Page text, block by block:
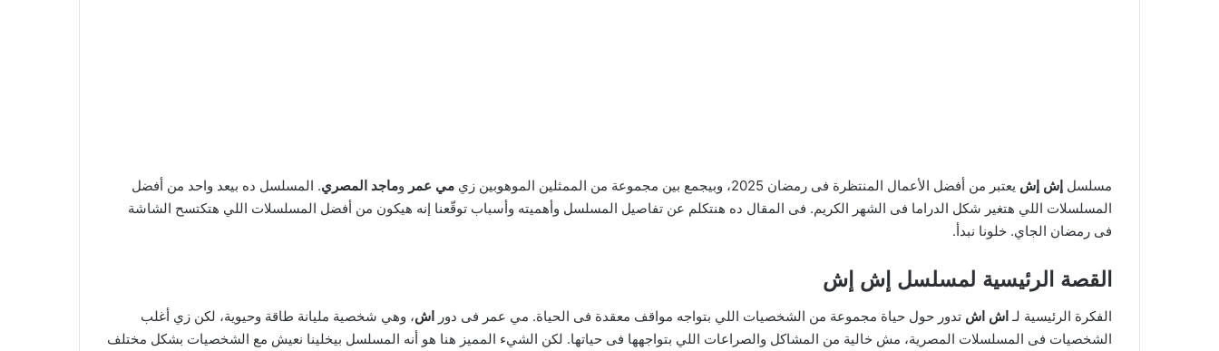
مسلسل إش إش يعتبر من أفضل الأعمال المنتظرة فى رمضان 2025، وبيجمع بين مجموعة من الممثلين الموهوبين زي مي عمر وماجد المصري. المسلسل ده بيعد واحد من أفضل
المسلسلات اللي هتغير شكل الدراما فى الشهر الكريم. فى المقال ده هنتكلم عن تفاصيل المسلسل وأهميته وأسباب توقّعنا إنه هيكون من أفضل المسلسلات اللي هتكتسح الشاشة
فى رمضان الجاي. خلونا نبدأ.
القصة الرئيسية لمسلسل إش إش
الفكرة الرئيسية لـ اش اش تدور حول حياة مجموعة من الشخصيات اللي بتواجه مواقف معقدة فى الحياة. مي عمر فى دور اش، وهي شخصية مليانة طاقة وحيوية، لكن زي أغلب
الشخصيات فى المسلسلات المصرية، مش خالية من المشاكل والصراعات اللي بتواجهها فى حياتها. لكن الشيء المميز هنا هو أنه المسلسل بيخلينا نعيش مع الشخصيات بشكل مختلف